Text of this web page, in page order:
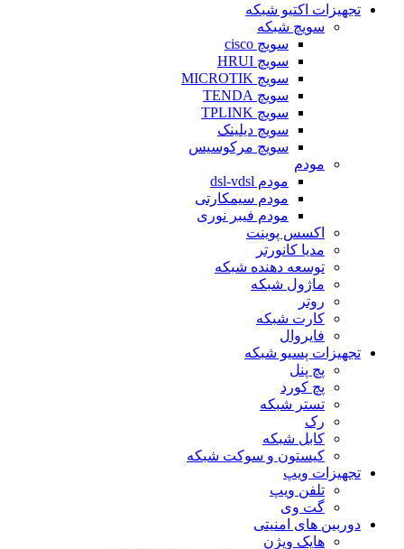
تجهیزات اکتیو شبکه
سویچ شبکه
سویچ cisco
سویچ HRUI
سویچ MICROTIK
سویچ TENDA
سویچ TPLINK
سویچ دیلینک
سویچ مرکوسیس
مودم
مودم dsl-vdsl
مودم سیمکارتی
مودم فیبر نوری
اکسس پوینت
مدیا کانورتر
توسعه دهنده شبکه
ماژول شبکه
روتر
کارت شبکه
فایروال
تجهیزات پسیو شبکه
پچ پنل
پچ کورد
تستر شبکه
رک
کابل شبکه
کیستون و سوکت شبکه
تجهیزات ویپ
تلفن ویپ
گت وی
دوربین های امنیتی
هایک ویژن